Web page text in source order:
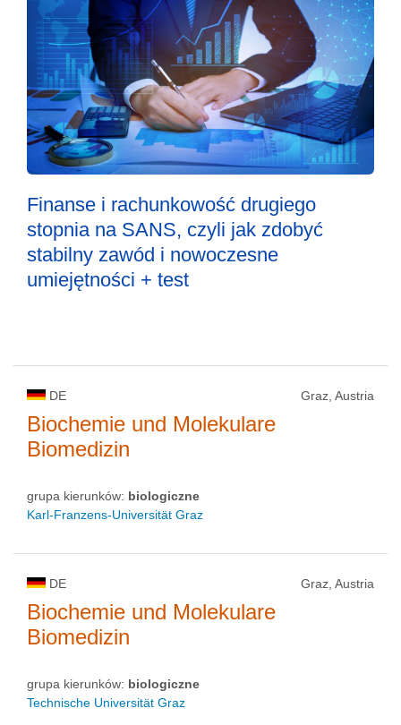
Finanse i rachunkowość drugiego
stopnia na SANS, czyli jak zdobyć
stabilny zawód i nowoczesne
umiejętności + test
DE Graz, Austria
Biochemie und Molekulare
Biomedizin
grupa kierunków: biologiczne
Karl-Franzens-Universität Graz
DE Graz, Austria
Biochemie und Molekulare
Biomedizin
grupa kierunków: biologiczne
Technische Universität Graz